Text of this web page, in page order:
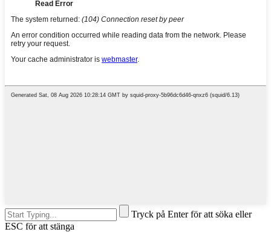
Tryck på Enter för att söka eller
ESC för att stänga